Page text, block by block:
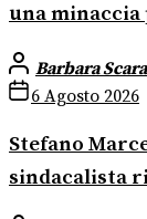
una minaccia
Barbara
6 Agosto 2026
Stefano
sindacalista